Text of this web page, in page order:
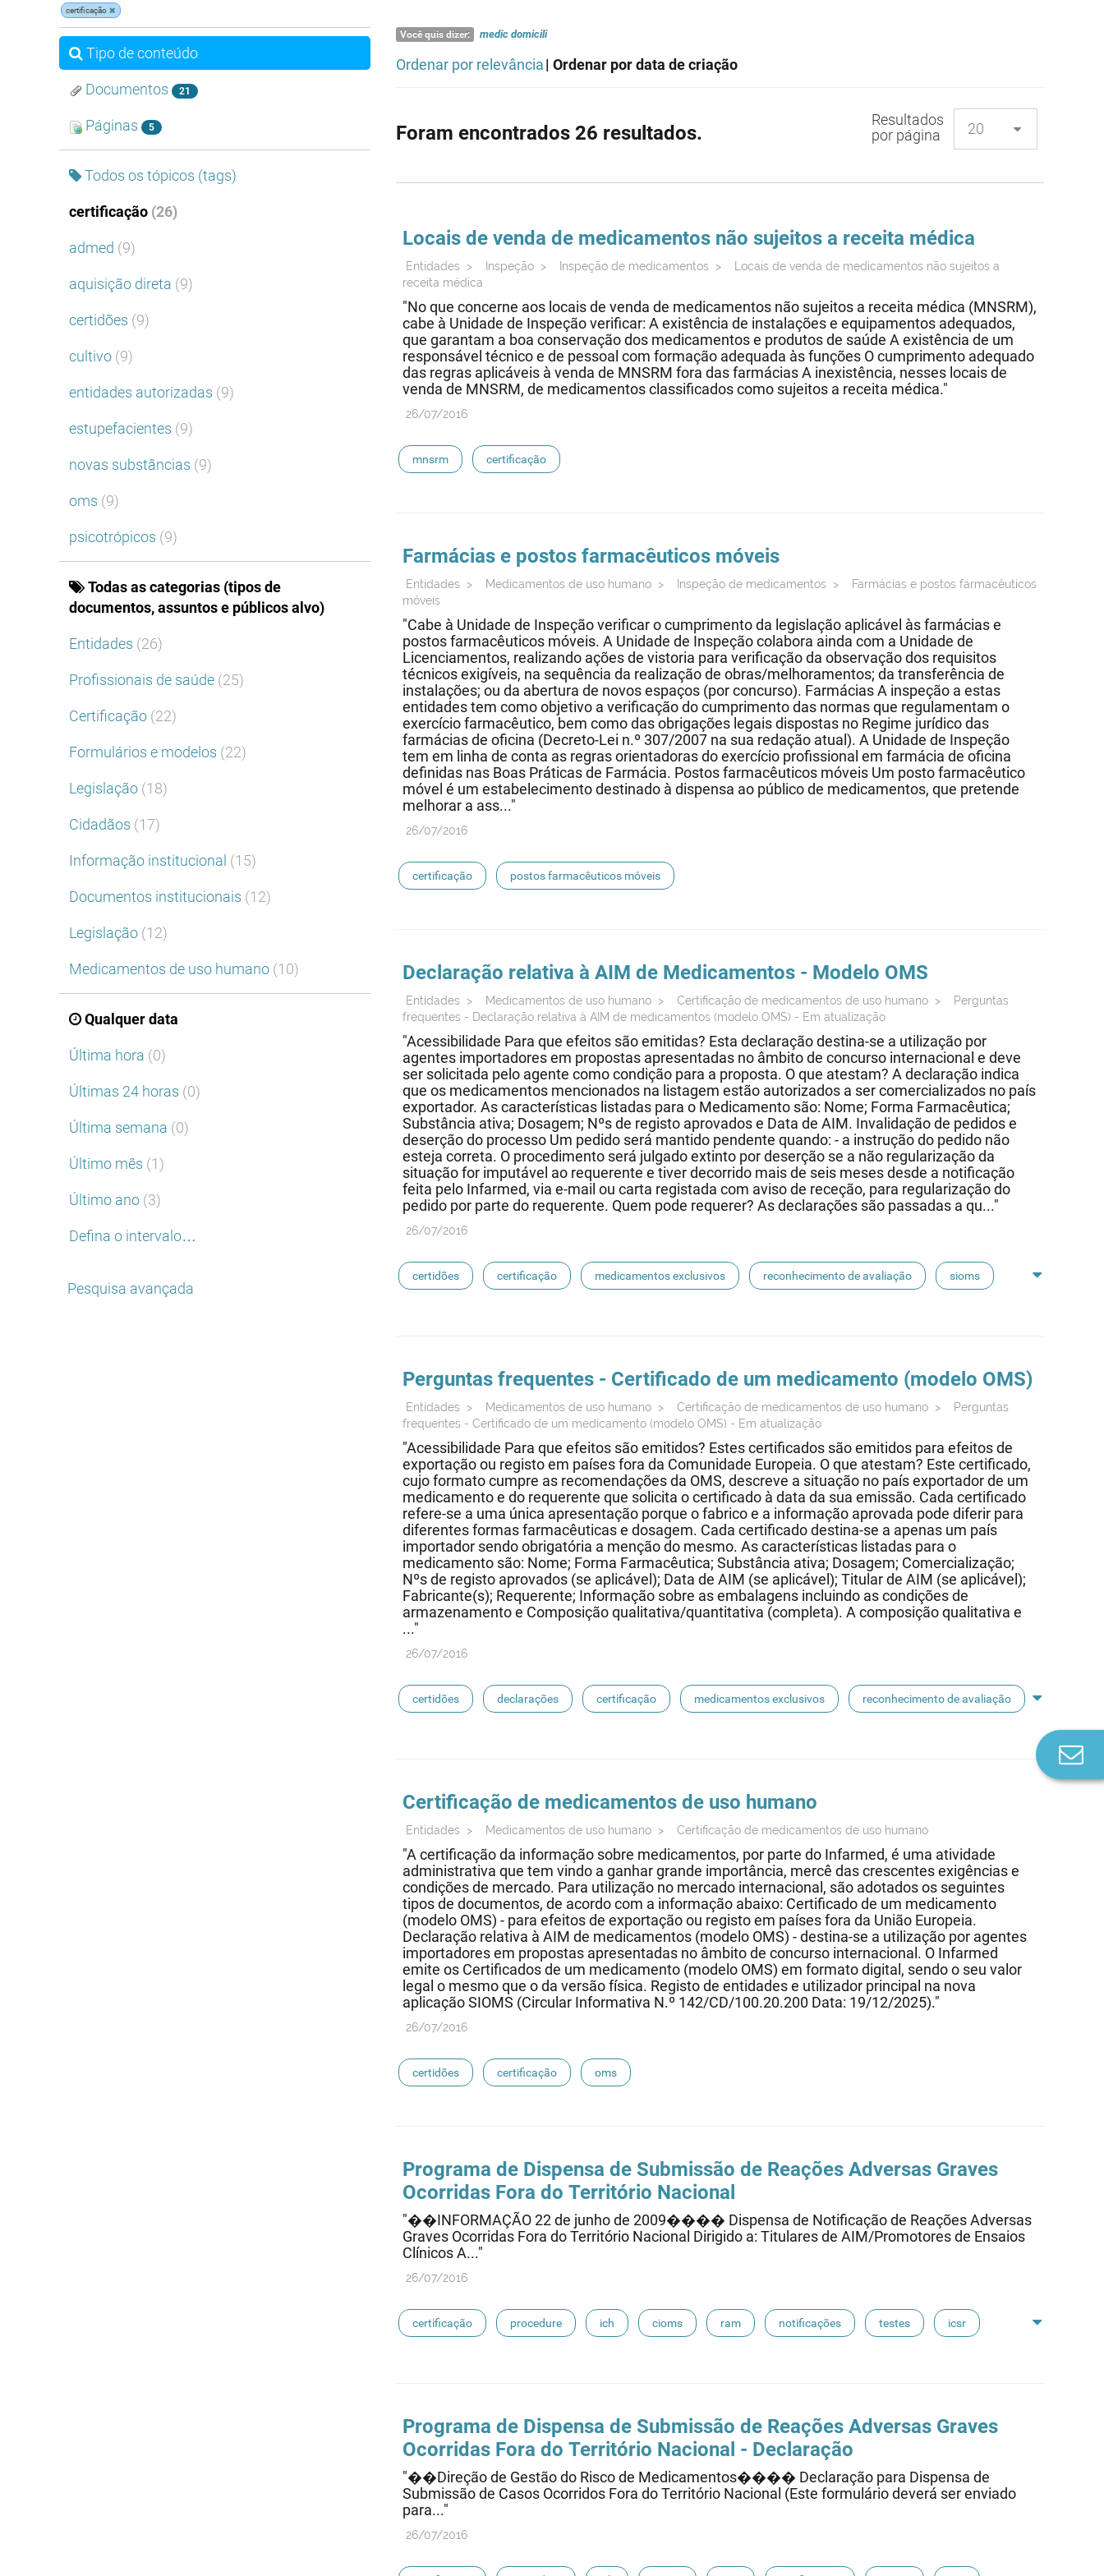
certificação
Tipo de conteúdo
Documentos 21
Páginas 5
Todos os tópicos (tags)
certificação (26)
admed (9)
aquisição direta (9)
certidões (9)
cultivo (9)
entidades autorizadas (9)
estupefacientes (9)
novas substâncias (9)
oms (9)
psicotrópicos (9)
Todas as categorias (tipos de
documentos, assuntos e públicos alvo)
Entidades (26)
Profissionais de saúde (25)
Certificação (22)
Formulários e modelos (22)
Legislação (18)
Cidadãos (17)
Informação institucional (15)
Documentos institucionais (12)
Legislação (12)
Medicamentos de uso humano (10)
Qualquer data
Última hora (0)
Últimas 24 horas (0)
Última semana (0)
Último mês (1)
Último ano (3)
Defina o intervalo…
Pesquisa avançada
Você quis dizer: medicdomicili
Ordenar por relevância| Ordenar por data de criação
Foram encontrados 26 resultados.
Resultados
por página
Locais de venda de medicamentos não sujeitos a receita médica
Entidades > Inspeção > Inspeção de medicamentos >
Locais de venda de medicamentos não sujeitos a
receita médica
"No que concerne aos locais de venda de medicamentos não sujeitos a receita médica (MNSRM),
cabe à Unidade de Inspeção verificar: A existência de instalações e equipamentos adequados,
que garantam a boa conservação dos medicamentos e produtos de saúde A existência de um
responsável técnico e de pessoal com formação adequada às funções O cumprimento adequado
das regras aplicáveis à venda de MNSRM fora das farmácias A inexistência, nesses locais de
venda de MNSRM, de medicamentos classificados como sujeitos a receita médica."
26/07/2016
mnsrm certificação
Farmácias e postos farmacêuticos móveis
Entidades > Medicamentos de uso humano > Inspeção de medicamentos >
Farmácias e postos farmacêuticos
móveis
"Cabe à Unidade de Inspeção verificar o cumprimento da legislação aplicável às farmácias e
postos farmacêuticos móveis. A Unidade de Inspeção colabora ainda com a Unidade de
Licenciamentos, realizando ações de vistoria para verificação da observação dos requisitos
técnicos exigíveis, na sequência da realização de obras/melhoramentos; da transferência de
instalações; ou da abertura de novos espaços (por concurso). Farmácias A inspeção a estas
entidades tem como objetivo a verificação do cumprimento das normas que regulamentam o
exercício farmacêutico, bem como das obrigações legais dispostas no Regime jurídico das
farmácias de oficina (Decreto-Lei n.º 307/2007 na sua redação atual). A Unidade de Inspeção
tem em linha de conta as regras orientadoras do exercício profissional em farmácia de oficina
definidas nas Boas Práticas de Farmácia. Postos farmacêuticos móveis Um posto farmacêutico
móvel é um estabelecimento destinado à dispensa ao público de medicamentos, que pretende
melhorar a ass..."
26/07/2016
certificação postos farmacêuticos móveis
Declaração relativa à AIM de Medicamentos - Modelo OMS
Entidades > Medicamentos de uso humano > Certificação de medicamentos de uso humano >
Perguntas
frequentes - Declaração relativa à AIM de medicamentos (modelo OMS) - Em atualização
"Acessibilidade Para que efeitos são emitidas? Esta declaração destina-se a utilização por
agentes importadores em propostas apresentadas no âmbito de concurso internacional e deve
ser solicitada pelo agente como condição para a proposta. O que atestam? A declaração indica
que os medicamentos mencionados na listagem estão autorizados a ser comercializados no país
exportador. As características listadas para o Medicamento são: Nome; Forma Farmacêutica;
Substância ativa; Dosagem; Nºs de registo aprovados e Data de AIM. Invalidação de pedidos e
deserção do processo Um pedido será mantido pendente quando: - a instrução do pedido não
esteja correta. O procedimento será julgado extinto por deserção se a não regularização da
situação for imputável ao requerente e tiver decorrido mais de seis meses desde a notificação
feita pelo Infarmed, via e-mail ou carta registada com aviso de receção, para regularização do
pedido por parte do requerente. Quem pode requerer? As declarações são passadas a qu..."
26/07/2016
certidões certificação medicamentos exclusivos reconhecimento de avaliação sioms
Perguntas frequentes - Certificado de um medicamento (modelo OMS)
Entidades > Medicamentos de uso humano > Certificação de medicamentos de uso humano >
Perguntas
frequentes - Certificado de um medicamento (modelo OMS) - Em atualização
"Acessibilidade Para que efeitos são emitidos? Estes certificados são emitidos para efeitos de
exportação ou registo em países fora da Comunidade Europeia. O que atestam? Este certificado,
cujo formato cumpre as recomendações da OMS, descreve a situação no país exportador de um
medicamento e do requerente que solicita o certificado à data da sua emissão. Cada certificado
refere-se a uma única apresentação porque o fabrico e a informação aprovada pode diferir para
diferentes formas farmacêuticas e dosagem. Cada certificado destina-se a apenas um país
importador sendo obrigatória a menção do mesmo. As características listadas para o
medicamento são: Nome; Forma Farmacêutica; Substância ativa; Dosagem; Comercialização;
Nºs de registo aprovados (se aplicável); Data de AIM (se aplicável); Titular de AIM (se aplicável);
Fabricante(s); Requerente; Informação sobre as embalagens incluindo as condições de
armazenamento e Composição qualitativa/quantitativa (completa). A composição qualitativa e
..."
26/07/2016
certidões declarações certificação medicamentos exclusivos reconhecimento de avaliação
Certificação de medicamentos de uso humano
Entidades > Medicamentos de uso humano > Certificação de medicamentos de uso humano
"A certificação da informação sobre medicamentos, por parte do Infarmed, é uma atividade
administrativa que tem vindo a ganhar grande importância, mercê das crescentes exigências e
condições de mercado. Para utilização no mercado internacional, são adotados os seguintes
tipos de documentos, de acordo com a informação abaixo: Certificado de um medicamento
(modelo OMS) - para efeitos de exportação ou registo em países fora da União Europeia.
Declaração relativa à AIM de medicamentos (modelo OMS) - destina-se a utilização por agentes
importadores em propostas apresentadas no âmbito de concurso internacional. O Infarmed
emite os Certificados de um medicamento (modelo OMS) em formato digital, sendo o seu valor
legal o mesmo que o da versão física. Registo de entidades e utilizador principal na nova
aplicação SIOMS (Circular Informativa N.º 142/CD/100.20.200 Data: 19/12/2025)."
26/07/2016
certidões certificação oms
Programa de Dispensa de Submissão de Reações Adversas Graves
Ocorridas Fora do Território Nacional
"��INFORMAÇÃO 22 de junho de 2009���� Dispensa de Notificação de Reações Adversas
Graves Ocorridas Fora do Território Nacional Dirigido a: Titulares de AIM/Promotores de Ensaios
Clínicos A..."
26/07/2016
certificação procedure ich cioms ram notificações testes icsr
Programa de Dispensa de Submissão de Reações Adversas Graves
Ocorridas Fora do Território Nacional - Declaração
"��Direção de Gestão do Risco de Medicamentos���� Declaração para Dispensa de
Submissão de Casos Ocorridos Fora do Território Nacional (Este formulário deverá ser enviado
para..."
26/07/2016